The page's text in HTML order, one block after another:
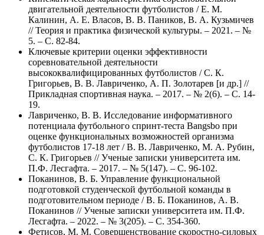
двигательной деятельности футболистов / Е. М.
Калинин, А. Е. Власов, В. В. Паников, В. А. Кузьмичев
// Теория и практика физической культуры. – 2021. – №
5. – С. 82-84.
Ключевые критерии оценки эффективности
соревновательной деятельности
высококвалифицированных футболистов / С. К.
Григорьев, В. В. Лавриченко, А. П. Золотарев [и др.] //
Прикладная спортивная наука. – 2017. – № 2(6). – С. 14-
19.
Лавриченко, В. В. Исследование информативного
потенциала футбольного спринт-теста Bangsbo при
оценке функциональных возможностей организма
футболистов 17-18 лет / В. В. Лавриченко, М. А. Рубин,
С. К. Григорьев // Ученые записки университета им.
П.Ф. Лесгафта. – 2017. – № 5(147). – С. 96-102.
Поканинов, В. Б. Управление функциональной
подготовкой студенческой футбольной команды в
подготовительном периоде / В. Б. Поканинов, А. В.
Поканинов // Ученые записки университета им. П.Ф.
Лесгафта. – 2022. – № 3(205). – С. 354-360.
Фетисов, М. М. Совершенствование скоростно-силовых